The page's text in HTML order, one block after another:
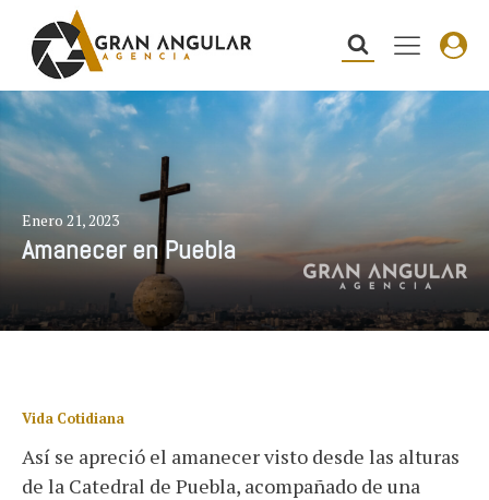
Enero 21, 2023
Amanecer en Puebla
Vida Cotidiana
Así se apreció el amanecer visto desde las alturas
de la Catedral de Puebla, acompañado de una